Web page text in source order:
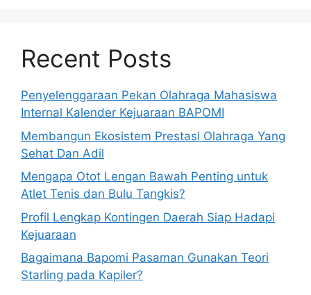
Recent Posts
Penyelenggaraan Pekan Olahraga Mahasiswa
Internal Kalender Kejuaraan BAPOMI
Membangun Ekosistem Prestasi Olahraga Yang
Sehat Dan Adil
Mengapa Otot Lengan Bawah Penting untuk
Atlet Tenis dan Bulu Tangkis?
Profil Lengkap Kontingen Daerah Siap Hadapi
Kejuaraan
Bagaimana Bapomi Pasaman Gunakan Teori
Starling pada Kapiler?